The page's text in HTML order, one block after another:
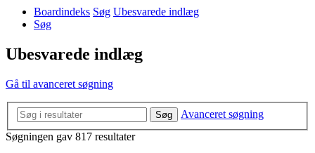
Boardindeks Søg Ubesvarede indlæg
Søg
Ubesvarede indlæg
Gå til avanceret søgning
Søg
Avanceret søgning
Søgningen gav 817 resultater